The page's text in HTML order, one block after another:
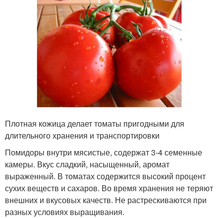
Плотная кожица делает томаты пригодными для
длительного хранения и транспортировки
Помидоры внутри мясистые, содержат 3-4 семенные
камеры. Вкус сладкий, насыщенный, аромат
выраженный. В томатах содержится высокий процент
сухих веществ и сахаров. Во время хранения не теряют
внешних и вкусовых качеств. Не растрескиваются при
разных условиях выращивания.